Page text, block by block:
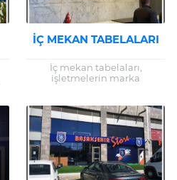
İÇ MEKAN TABELALARI
İç mekan tabelaları,
işletmelerin marka
yönlendirme yapmak ve
kurumsal kimliklerini
güçlendirmek amacıyla
kullandıkları önemli görsel...